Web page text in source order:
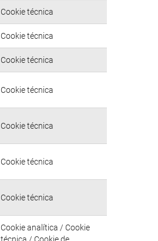
Cookie técnica
Cookie técnica
Cookie técnica
Cookie técnica
Cookie técnica
Cookie técnica
Cookie técnica
Cookie analítica / Cookie